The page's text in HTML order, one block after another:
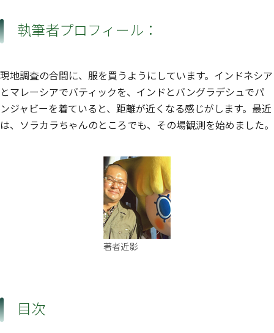
執筆者プロフィール：
著者近影
現地調査の合間に、服を買うようにしています。インドネシア
とマレーシアでバティックを、インドとバングラデシュでパ
ンジャビーを着ていると、距離が近くなる感じがします。最近
は、ソラカラちゃんのところでも、その場観測を始めました。
目次